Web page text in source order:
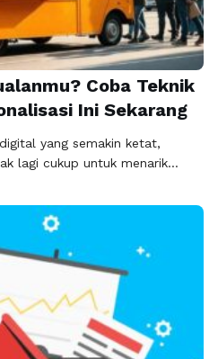
Coba Teknik
Ini Sekarang
yang semakin ketat,
lagi cukup untuk menarik
eksklusif. Di sinilah teknik
strategi yang mampu
kedekatan emosional dengan
promo terbatas
…
Baca